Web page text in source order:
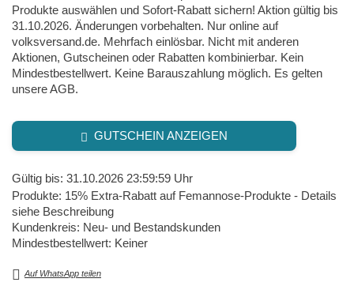
Produkte auswählen und Sofort-Rabatt sichern! Aktion gültig bis
31.10.2026. Änderungen vorbehalten. Nur online auf
volksversand.de. Mehrfach einlösbar. Nicht mit anderen
Aktionen, Gutscheinen oder Rabatten kombinierbar. Kein
Mindestbestellwert. Keine Barauszahlung möglich. Es gelten
unsere AGB.
GUTSCHEIN ANZEIGEN
Gültig bis: 31.10.2026 23:59:59 Uhr
Produkte: 15% Extra-Rabatt auf Femannose-Produkte - Details
siehe Beschreibung
Kundenkreis: Neu- und Bestandskunden
Mindestbestellwert: Keiner
Auf WhatsApp teilen